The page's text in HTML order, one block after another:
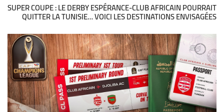
SUPER COUPE : LE DERBY ESPÉRANCE-CLUB AFRICAIN POURRAIT
QUITTER LA TUNISIE… VOICI LES DESTINATIONS ENVISAGÉES